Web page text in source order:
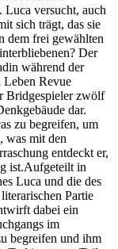
Luca versucht, auch
sich trägt, das sie
dem frei gewählten
Der
während der
Leben Revue
Bridgespieler zwölf
dar.
zu begreifen, um
was mit den
entdeckt er,
ist.Aufgeteilt in
Luca und die des
Partie
dabei ein
im
begreifen und ihm